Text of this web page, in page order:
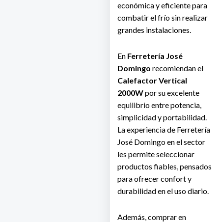
económica y eficiente para
combatir el frío sin realizar
grandes instalaciones.
En Ferretería José
Domingo recomiendan el
Calefactor Vertical
2000Wpor su excelente
equilibrio entre potencia,
simplicidad y portabilidad.
La experiencia de Ferretería
José Domingo en el sector
les permite seleccionar
productos fiables, pensados
para ofrecer confort y
durabilidad en el uso diario.
Además, comprar en